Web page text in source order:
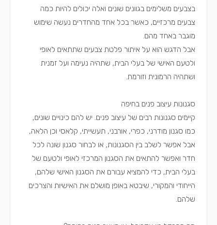
בצבעים משלימים בגוונים שונים ואלה יכולים להיות כמה
צבעים מרכזיים, כאשר בכל אחד מהחדרים נעשה שימוש
מוגבר באחד מהם.
אבל הדגש הוא על איתור פלטת צבעים שתתאים לאופי
ולטעם האישי של בעלי הבית, שתהיה נעימה ועל זמנית
ושתהיה הרמונית וזורמת.
סגנונות עיצוב פנים בחיפה
קיימים סגנונות רבים של עיצוב פנים. יש להם כינויים שונים,
כמו סגנון מודרני, כפרי, אורבני, תעשייתי, קלאסי וכן הלאה,
אבל אפשר לשלב בין הסגנונות, או לבחור סגנון שונה לכל
חדר ואפשר להתאים את הסגנון המרכזי לאופי ולטעם של
בעלי הבית, כדי להמציא עבורם את הסגנון האישי שלהם,
הייחודי והמקורי, שיבטא באופן מושלם את האישיות והצרכים
שלהם.